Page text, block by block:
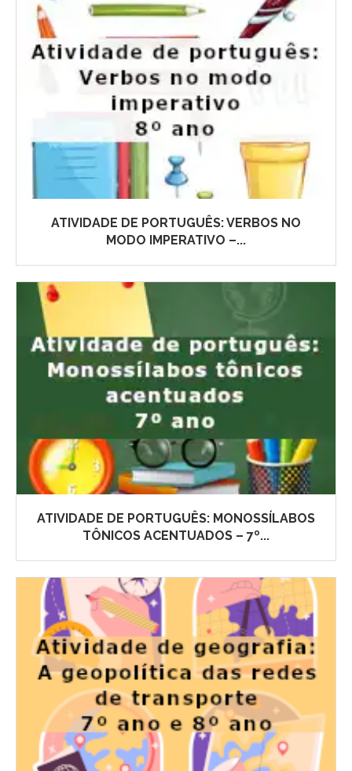
ATIVIDADE DE PORTUGUÊS: VERBOS NO
MODO IMPERATIVO –...
ATIVIDADE DE PORTUGUÊS: MONOSSÍLABOS
TÔNICOS ACENTUADOS – 7º...